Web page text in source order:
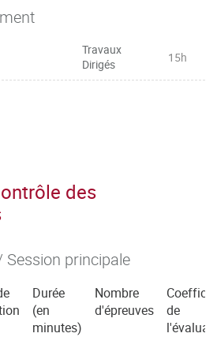
Travaux
Dirigés
15h
des
Session principale
Durée
(en
minutes)
Nombre
d'épreuves
de